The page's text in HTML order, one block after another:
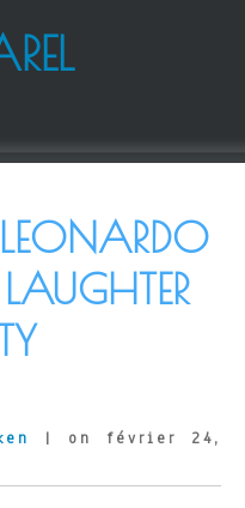
| on février 24,